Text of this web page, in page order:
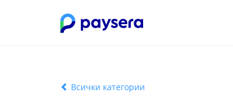
Всички категории